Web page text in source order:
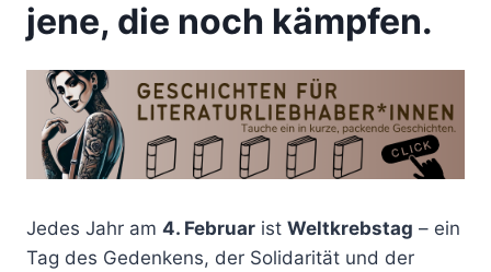
jene, die noch kämpfen.
Jedes Jahr am 4. Februar ist Weltkrebstag – ein
Tag des Gedenkens, der Solidarität und der